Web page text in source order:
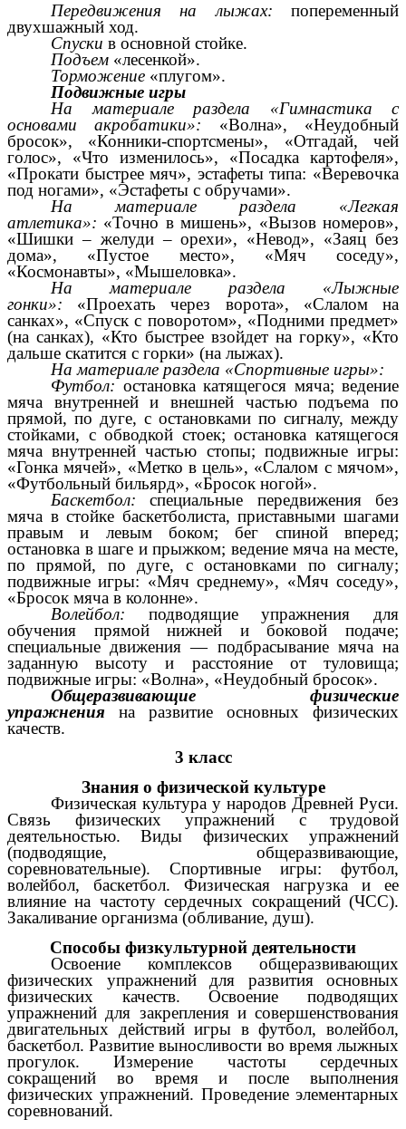
Передвижения на лыжах: попеременный
двухшажный ход.
Спуски в основной стойке.
Подъем «лесенкой».
Торможение «плугом».
Подвижные игры
На материале раздела «Гимнастика с
основами акробатики»: «Волна», «Неудобный
бросок», «Конники-спортсмены», «Отгадай, чей
голос», «Что изменилось», «Посадка картофеля»,
«Прокати быстрее мяч», эстафеты типа: «Веревочка
под ногами», «Эстафеты с обручами».
На материале раздела «Легкая
атлетика»: «Точно в мишень», «Вызов номеров»,
«Шишки – желуди – орехи», «Невод», «Заяц без
дома», «Пустое место», «Мяч соседу»,
«Космонавты», «Мышеловка».
На материале раздела «Лыжные
гонки»: «Проехать через ворота», «Слалом на
санках», «Спуск с поворотом», «Подними предмет»
(на санках), «Кто быстрее взойдет на горку», «Кто
дальше скатится с горки» (на лыжах).
На материале раздела «Спортивные игры»:
Футбол:остановка катящегося мяча; ведение
мяча внутренней и внешней частью подъема по
прямой, по дуге, с остановками по сигналу, между
стойками, с обводкой стоек; остановка катящегося
мяча внутренней частью стопы; подвижные игры:
«Гонка мячей», «Метко в цель», «Слалом с мячом»,
«Футбольный бильярд», «Бросок ногой».
Баскетбол: специальные передвижения без
мяча в стойке баскетболиста, приставными шагами
правым и левым боком; бег спиной вперед;
остановка в шаге и прыжком; ведение мяча на месте,
по прямой, по дуге, с остановками по сигналу;
подвижные игры: «Мяч среднему», «Мяч соседу»,
«Бросок мяча в колонне».
Волейбол: подводящие упражнения для
обучения прямой нижней и боковой подаче;
специальные движения — подбрасывание мяча на
заданную высоту и расстояние от туловища;
подвижные игры: «Волна», «Неудобный бросок».
Общеразвивающие физические
упражнения на развитие основных физических
качеств.
3 класс
Знания о физической культуре
Физическая культура у народов Древней Руси.
Связь физических упражнений с трудовой
деятельностью. Виды физических упражнений
(подводящие, общеразвивающие,
соревновательные). Спортивные игры: футбол,
волейбол, баскетбол. Физическая нагрузка и ее
влияние на частоту сердечных сокращений (ЧСС).
Закаливание организма (обливание, душ).
Способы физкультурной деятельности
Освоение комплексов общеразвивающих
физических упражнений для развития основных
физических качеств. Освоение подводящих
упражнений для закрепления и совершенствования
двигательных действий игры в футбол, волейбол,
баскетбол. Развитие выносливости во время лыжных
прогулок. Измерение частоты сердечных
сокращений во время и после выполнения
физических упражнений. Проведение элементарных
соревнований.